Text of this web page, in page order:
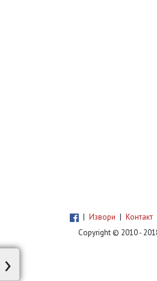
| Извори | Контакт
Copyright © 2010 -
›